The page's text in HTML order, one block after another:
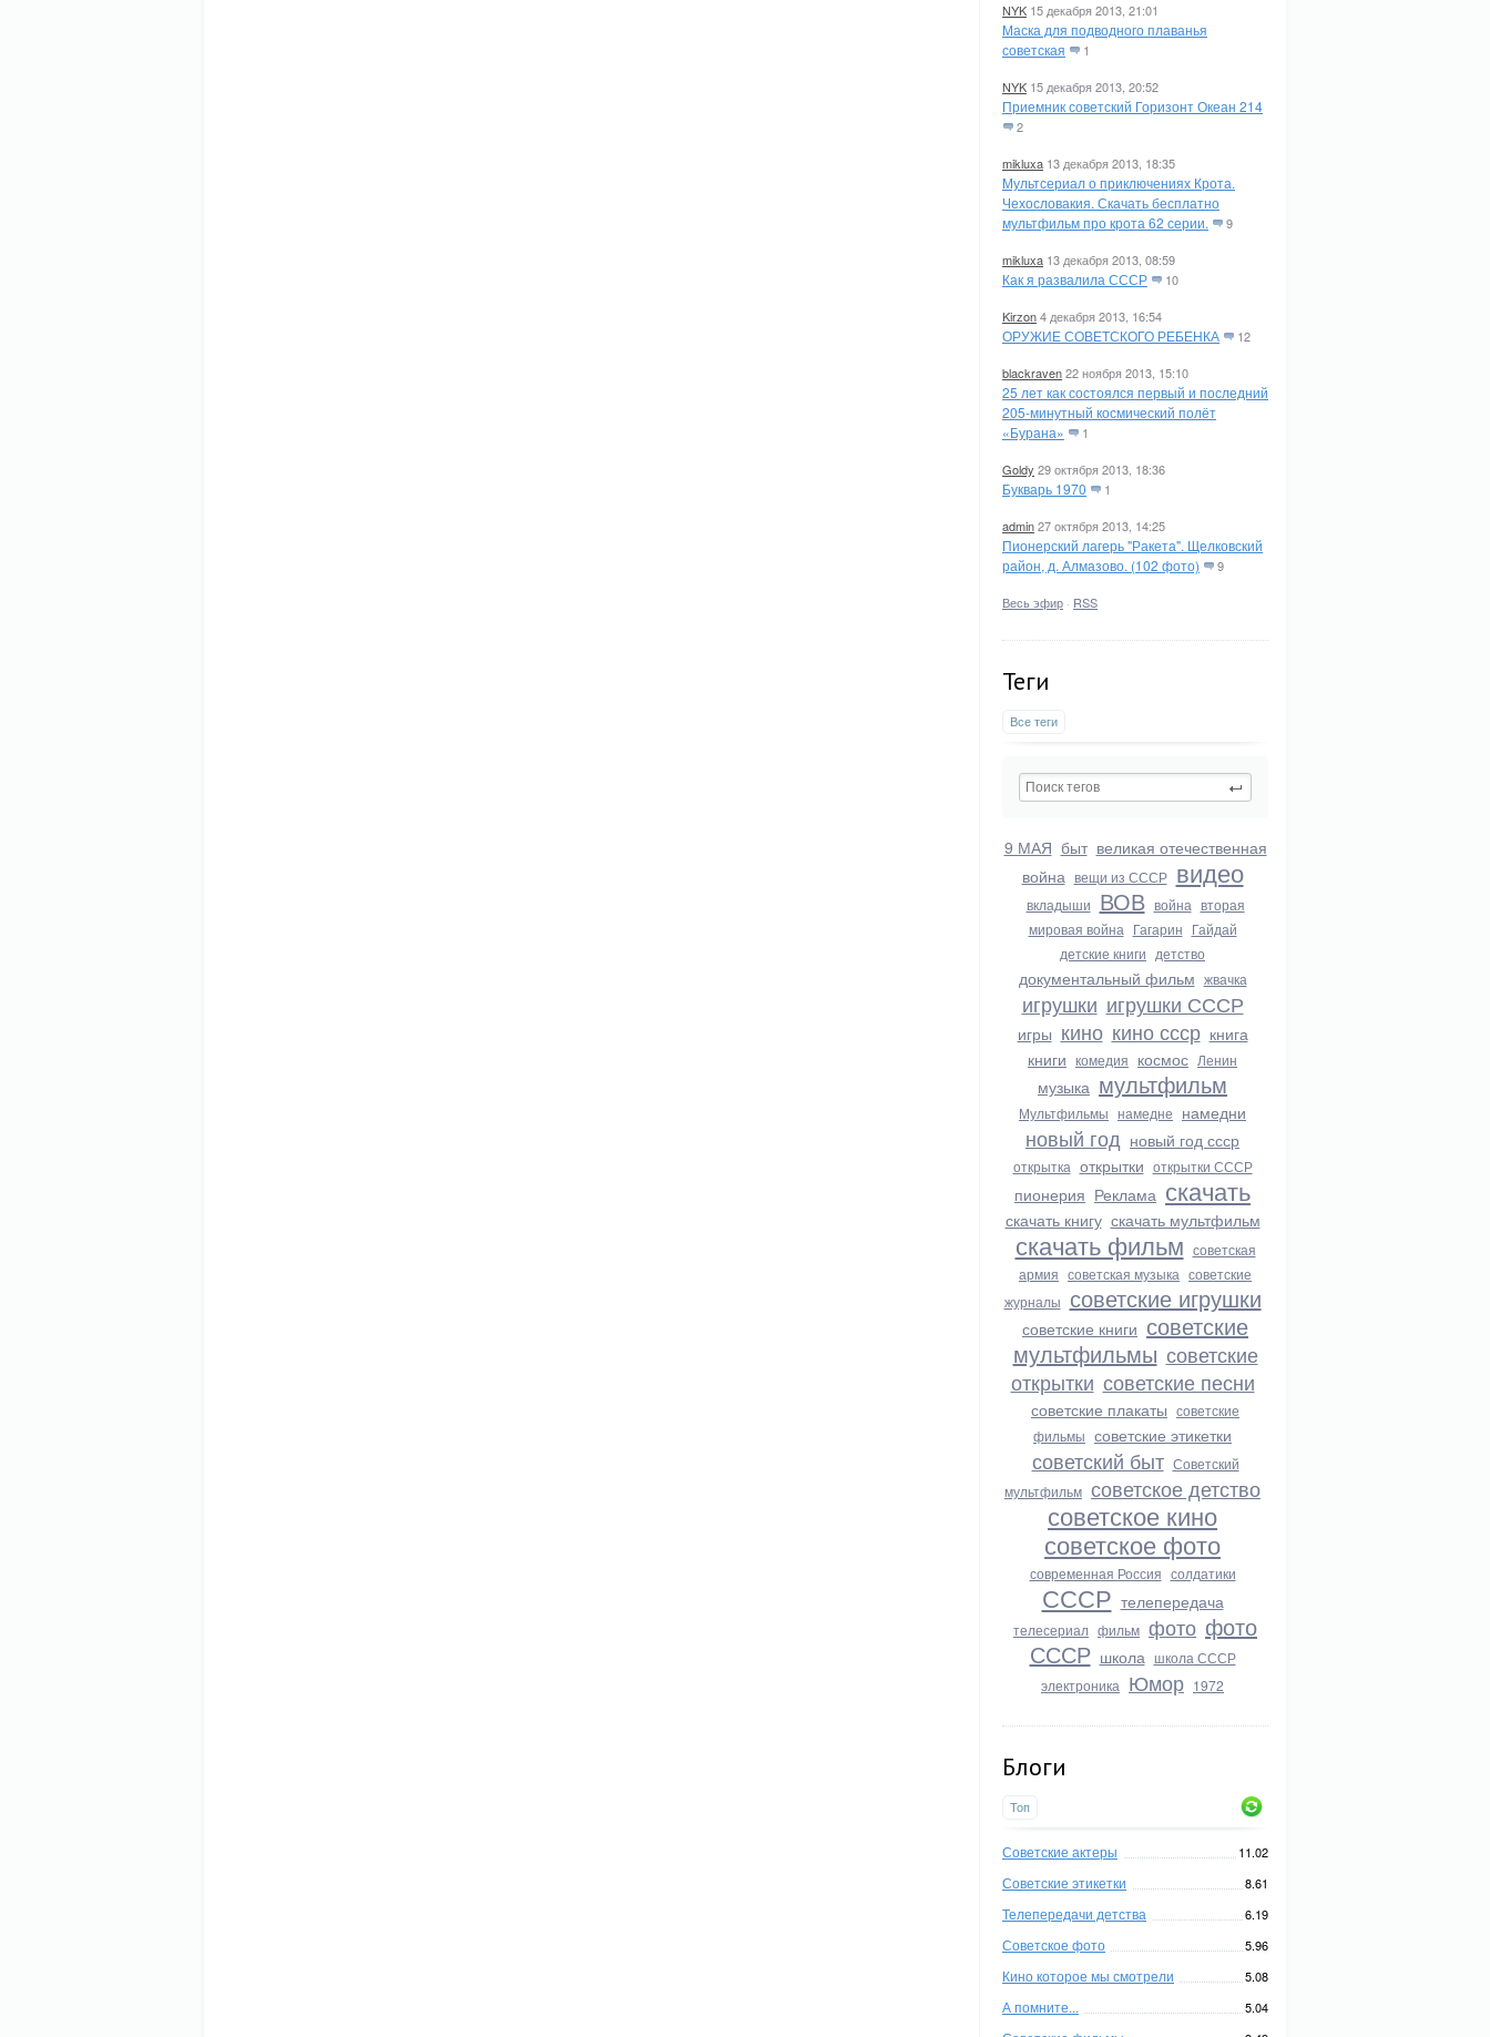
NYK 15 декабря 2013, 21:01
Маска для подводного плаванья
советская
1
NYK 15 декабря 2013, 20:52
Приемник советский Горизонт Океан 214
2
mikluxa 13 декабря 2013, 18:35
Мультсериал о приключениях Крота.
Чехословакия. Скачать бесплатно
мультфильм про крота 62 серии.
9
mikluxa 13 декабря 2013, 08:59
Как я развалила СССР 10
Kirzon4 декабря 2013, 16:54
ОРУЖИЕ СОВЕТСКОГО РЕБЕНКА 12
blackraven22 ноября 2013, 15:10
25 лет как состоялся первый и последний
205-минутный космический полёт
«Бурана»
1
Goldy 29 октября 2013, 18:36
Букварь 1970 1
admin27 октября 2013, 14:25
Пионерский лагерь "Ракета". Щелковский
район, д. Алмазово. (102 фото)
9
Весь эфир · RSS
Теги
Все теги
9 МАЯ быт великая отечественная
война вещи из СССР видео
вкладыши ВОВ война вторая
мировая война Гагарин Гайдай
детские книги детство
документальный фильм жвачка
игрушки игрушки СССР
игры кино кино ссср книга
книги комедия космос Ленин
музыка мультфильм
Мультфильмы намедне намедни
новый год новый год ссср
открытка открытки открытки СССР
пионерия Реклама скачать
скачать книгу скачать мультфильм
скачать фильм советская
армия советская музыка советские
журналы советские игрушки
советские книги советские
мультфильмы советские
открытки советские песни
советские плакаты советские
фильмы советские этикетки
советский быт Советский
мультфильм советское детство
советское кино
советское фото
современная Россия солдатики
СССР телепередача
телесериал фильм фото фото
СССР школа школа СССР
электроника Юмор 1972
Блоги
Топ
Советские актеры 11.02
Советские этикетки 8.61
Телепередачи детства 6.19
Советское фото 5.96
Кино которое мы смотрели 5.08
А помните... 5.04